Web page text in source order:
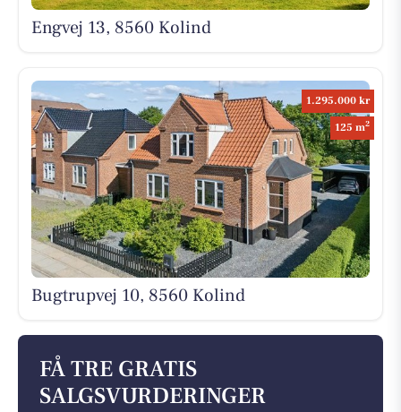
Engvej 13, 8560 Kolind
1.295.000 kr
125 m2
Bugtrupvej 10, 8560 Kolind
FÅ TRE GRATIS
SALGSVURDERINGER